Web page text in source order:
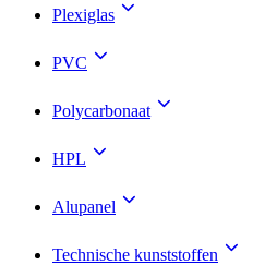
Plexiglas
PVC
Polycarbonaat
HPL
Alupanel
Technische kunststoffen